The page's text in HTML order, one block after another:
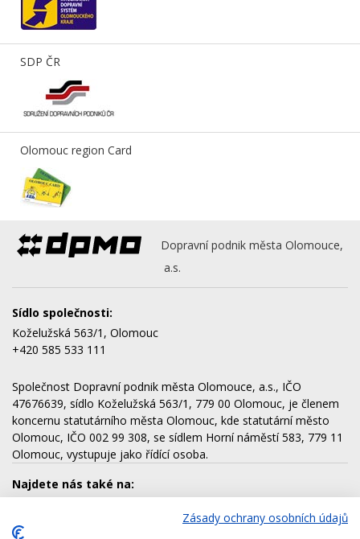
SDP ČR
Olomouc region Card
Dopravní podnik města Olomouce,
a.s.
Sídlo společnosti:
Koželužská 563/1, Olomouc
+420 585 533 111
Společnost Dopravní podnik města Olomouce, a.s., IČO
47676639, sídlo Koželužská 563/1, 779 00 Olomouc, je členem
koncernu statutárního města Olomouc, kde statutární město
Olomouc, IČO 002 99 308, se sídlem Horní náměstí 583, 779 11
Olomouc, vystupuje jako řídící osoba.
Najdete nás také na:
Zásady ochrany osobních údajů